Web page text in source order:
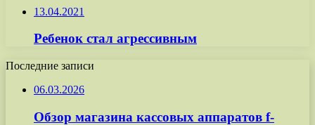
13.04.2021
Ребенок стал агрессивным
Последние записи
06.03.2026
Обзор магазина кассовых аппаратов f-